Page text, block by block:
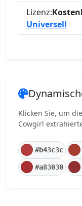
Lizenz:
Universell
Klicken Sie, um
Cowgirl
#b43c3c
#a83030